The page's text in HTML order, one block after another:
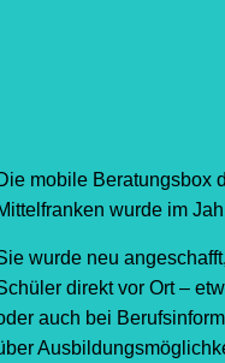
mobile Beratungsbox
wurde im
wurde neu
direkt vor Ort –
auch bei